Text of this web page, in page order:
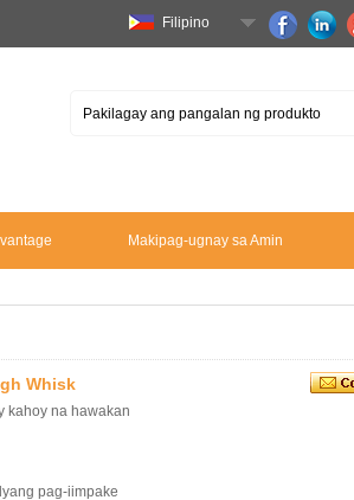
Filipino
Makipag-ugnay sa Amin
Whisk
kahoy na hawakan
pag-iimpake